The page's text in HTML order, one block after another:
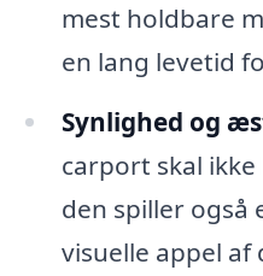
mest holdbare
en lang levetid
Synlighed og
carport skal
den spiller også
visuelle appel af